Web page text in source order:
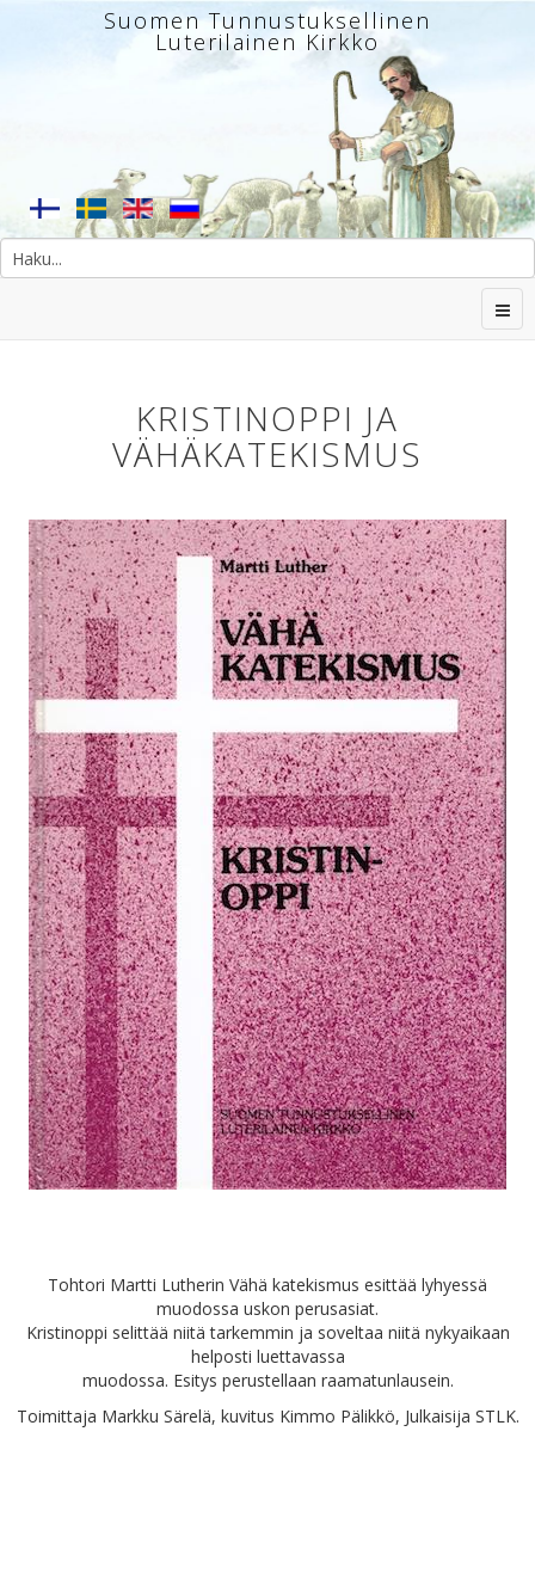
Suomen Tunnustuksellinen
Luterilainen Kirkko
KRISTINOPPI JA
VÄHÄKATEKISMUS
Tohtori Martti Lutherin Vähä katekismus esittää lyhyessä
muodossa uskon perusasiat.
Kristinoppi selittää niitä tarkemmin ja soveltaa niitä nykyaikaan
helposti luettavassa
muodossa. Esitys perustellaan raamatunlausein.
Toimittaja Markku Särelä, kuvitus Kimmo Pälikkö, Julkaisija STLK.